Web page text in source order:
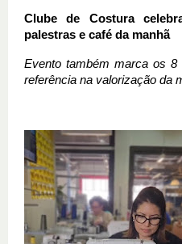
Clube de Costura
palestras e café da manhã
Evento também marca os 8
referência na valorização da